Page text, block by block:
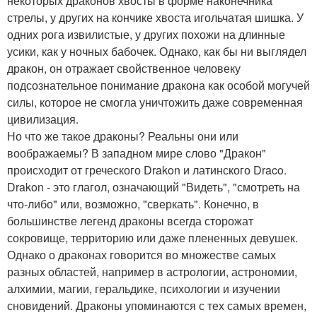
стрелы, у других на кончике хвоста игольчатая шишка. У
одних рога извилистые, у других похожи на длинные
усики, как у ночных бабочек. Однако, как бы ни выглядел
дракон, он отражает свойственное человеку
подсознательное понимание дракона как особой могучей
силы, которое не смогла уничтожить даже современная
цивилизация.
Но что же такое драконы? Реальны они или
воображаемы? В западном мире слово "Дракон"
происходит от греческого Drakon и латинского Draco.
Drakon - это глагол, означающий "Видеть", "смотреть на
что-либо" или, возможно, "сверкать". Конечно, в
большинстве легенд драконы всегда сторожат
сокровище, территорию или даже плененных девушек.
Однако о драконах говорится во множестве самых
разных областей, например в астрологии, астрономии,
алхимии, магии, геральдике, психологии и изучении
сновидений. Драконы упоминаются с тех самых времен,